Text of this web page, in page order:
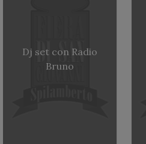
Dj set con Radio
Bruno